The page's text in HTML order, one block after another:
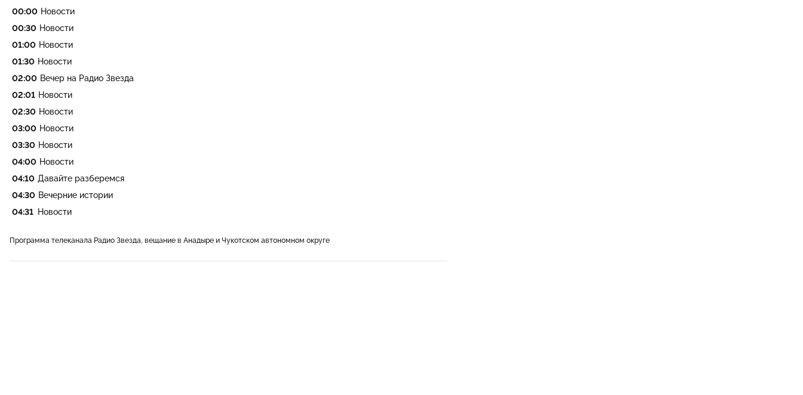
00:00 Новости
00:30 Новости
01:00 Новости
01:30 Новости
02:00 Вечер на Радио Звезда
02:01 Новости
02:30 Новости
03:00 Новости
03:30 Новости
04:00 Новости
04:10 Давайте разберемся
04:30 Вечерние истории
04:31 Новости
Программа телеканала Радио Звезда, вещание в Анадыре и Чукотском автономном округе